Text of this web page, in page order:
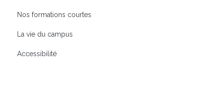
Nos formations courtes
La vie du campus
Accessibilité